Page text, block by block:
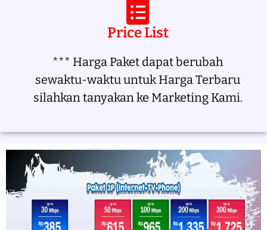
Price List
*** Harga Paket dapat berubah
sewaktu-waktu untuk Harga Terbaru
silahkan tanyakan ke Marketing Kami.